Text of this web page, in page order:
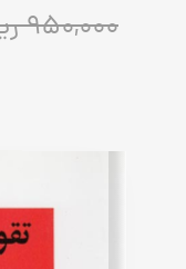
950,000 ریال